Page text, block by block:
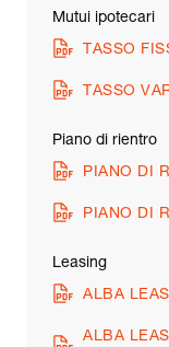
Mutui ipotecari
TASSO
TASSO
Piano di rientro
PIANO DI
PIANO DI
Leasing
ALBA
ALBA